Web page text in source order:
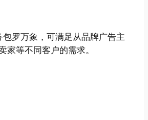
罗万象，可满足从品牌广告主
家等不同客户的需求。